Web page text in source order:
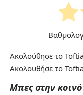
Ακολούθησε το
Ακολουθήσε το
Μπες στην